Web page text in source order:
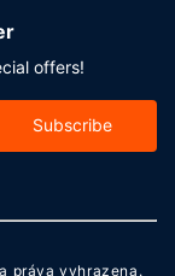
offers!
Subscribe
práva vyhrazena.